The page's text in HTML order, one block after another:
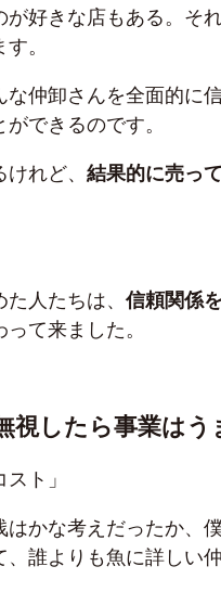
が好きな店もある。そ
。
な仲卸さんを全面的に
できるのです。
れど、 結果的に売っ
人たちは、 信頼関係
て来ました。
視したら事業は
ト」
はかな考えだったか、
誰よりも魚に詳しい